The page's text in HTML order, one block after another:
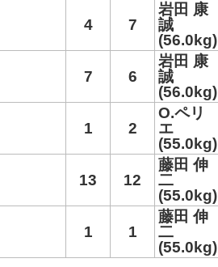
4 7
岩田 康
誠
(56.0kg)
7 6
岩田 康
誠
(56.0kg)
1 2
O.ペリ
エ
(55.0kg)
13 12
藤田 伸
二
(55.0kg)
1 1
藤田 伸
二
(55.0kg)